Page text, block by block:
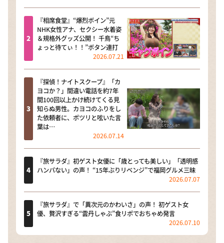
『相席食堂』“爆烈ボイン”元
NHK女性アナ、セクシー水着姿
＆規格外グッズ公開！ 千鳥“ち
ょっと待てぃ！！”ボタン連打
2026.07.21
『探偵！ナイトスクープ』「カ
ヨコか？」間違い電話を約7年
間100回以上かけ続けてくる見
知らぬ男性。カヨコのふりをし
た依頼者に、ポツリと呟いた言
葉は…
2026.07.14
『旅サラダ』初ゲスト女優に「歳とっても美しい」「透明感
ハンパない」の声！ “15年ぶりリベンジ”で福岡グルメ三昧
2026.07.07
『旅サラダ』で「異次元のかわいさ」の声！ 初ゲスト女
優、贅沢すぎる“雲丹しゃぶ”食リポでおちゃめ発言
2026.07.10